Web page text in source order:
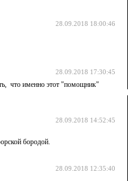
28.09.2018 18:00:46
28.09.2018 17:30:45
что именно этот "помощник"
28.09.2018 14:52:45
бородой.
28.09.2018 12:35:40